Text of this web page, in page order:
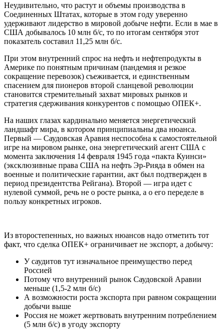
Неудивительно, что растут и объемы производства в
Соединенных Штатах, которые в этом году уверенно
удерживают лидерство в мировой добыче нефти. Если в мае в
США добывалось 10 млн б/с, то по итогам сентября этот
показатель составил 11,25 млн б/с.
При этом внутренний спрос на нефть и нефтепродукты в
Америке по понятным причинам (пандемия и резкое
сокращение перевозок) съеживается, и единственным
спасением для пионеров второй сланцевой революции
становится стремительный захват мировых рынков и
стратегия сдерживания конкурентов с помощью ОПЕК+.
На наших глазах кардинально меняется энергетический
ландшафт мира, в котором принципиальны два нюанса.
Первый — Саудовская Аравия неспособна к самостоятельной
игре на мировом рынке, она энергетический агент США с
момента заключения 14 февраля 1945 года «пакта Куинси»
(эксклюзивные права США на нефть Эр-Рияда в обмен на
военные и политические гарантии, акт был подтвержден в
период президентства Рейгана). Второй — игра идет с
нулевой суммой, речь не о росте рынка, а о его переделе в
пользу конкретных игроков.
Из второстепенных, но важных нюансов надо отметить тот
факт, что сделка ОПЕК+ ограничивает не экспорт, а добычу:
У саудитов тут изначальное преимущество перед
Россией
Потому что внутренний рынок Саудовской Аравии
меньше (1,5-2 млн б/с)
А возможности роста экспорта при равном сокращении
добычи выше
Россия не может жертвовать внутренним потреблением
(5 млн б/с) в угоду экспорту